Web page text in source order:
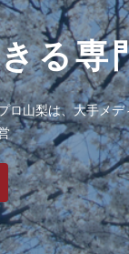
る専
ロ山梨は、大手メ